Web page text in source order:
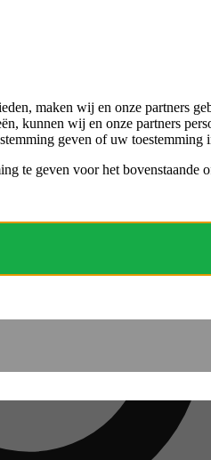
maken wij en onze partners
kunnen wij en onze partners
geven of uw
te geven voor het bovenstaande